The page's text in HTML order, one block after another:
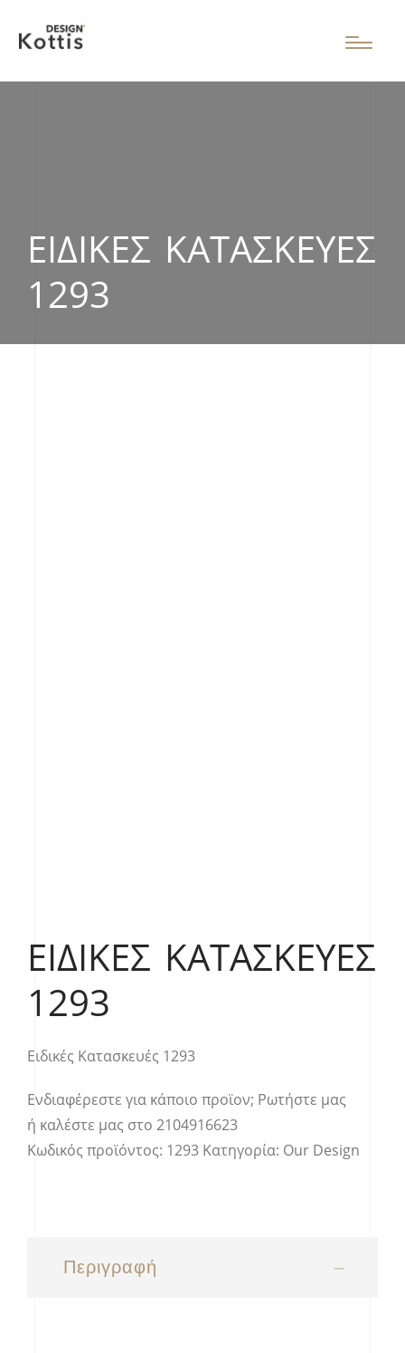
ΕΙΔΙΚΈΣ ΚΑΤΑΣΚΕΥΈΣ
1293
ΕΙΔΙΚΈΣ ΚΑΤΑΣΚΕΥΈΣ
1293
Ειδικές Κατασκευές 1293
Ενδιαφέρεστε για κάποιο προϊον; Ρωτήστε μας
ή καλέστε μας στο 2104916623
Κωδικός προϊόντος: 1293 Κατηγορία: Our Design
Περιγραφή